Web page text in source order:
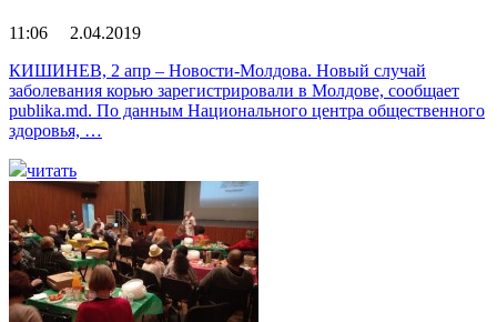
11:06 2.04.2019
КИШИНЕВ, 2 апр – Новости-Молдова. Новый случай
заболевания корью зарегистрировали в Молдове, сообщает
publika.md. По данным Национального центра общественного
здоровья, …
читать